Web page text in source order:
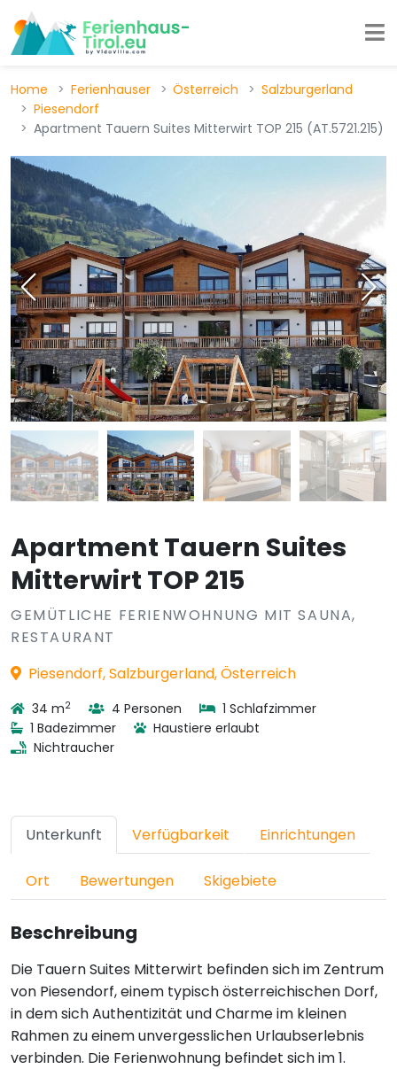
Home Ferienhauser Österreich
Salzburgerland
Piesendorf
Apartment Tauern Suites Mitterwirt TOP 215 (AT.5721.215)
Apartment Tauern Suites
Mitterwirt TOP 215
GEMÜTLICHE FERIENWOHNUNG MIT SAUNA,
RESTAURANT
Piesendorf, Salzburgerland, Österreich
34 m2 4 Personen
1 Schlafzimmer
1 Badezimmer
Haustiere erlaubt
Nichtraucher
Unterkunft Verfügbarkeit Einrichtungen
Ort Bewertungen Skigebiete
Beschreibung
Die Tauern Suites Mitterwirt befinden sich im Zentrum
von Piesendorf, einem typisch österreichischen Dorf,
in dem sich Authentizität und Charme im kleinen
Rahmen zu einem unvergesslichen Urlaubserlebnis
verbinden. Die Ferienwohnung befindet sich im 1.